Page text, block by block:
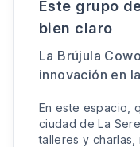
Este grupo
bien claro
La Brújula
innovación en
En este espacio,
ciudad de La
talleres y